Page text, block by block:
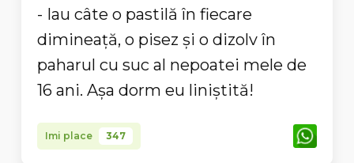
- Iau câte o pastilă în fiecare
dimineaţă, o pisez şi o dizolv în
paharul cu suc al nepoatei mele de
16 ani. Aşa dorm eu liniştită!
Imi place 347